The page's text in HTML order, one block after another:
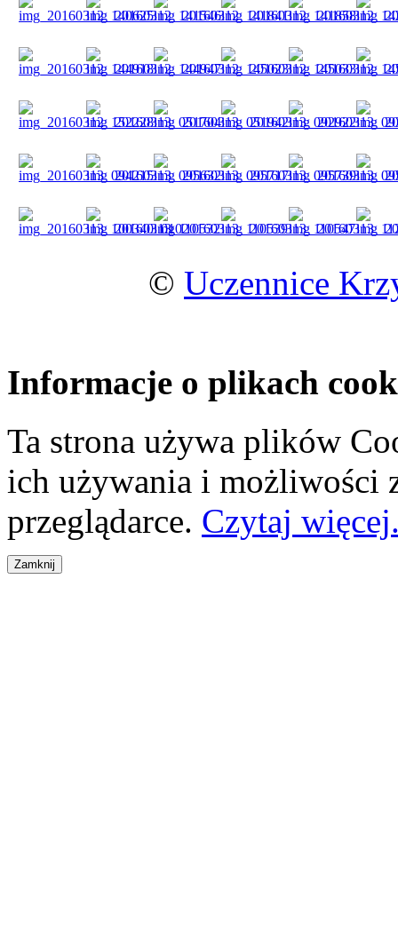
© Uczennice
Informacje o plikach
Ta strona używa plików
ich używania i możliwości
przeglądarce. Czytaj